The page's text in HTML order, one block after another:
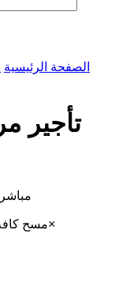
الصفحة الرئيسية
مسح×